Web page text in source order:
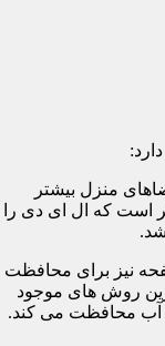
منزل بیشتر
است که ال ای دی را
نیز برای محافظت
روش های موجود
آب محافظت می کند.